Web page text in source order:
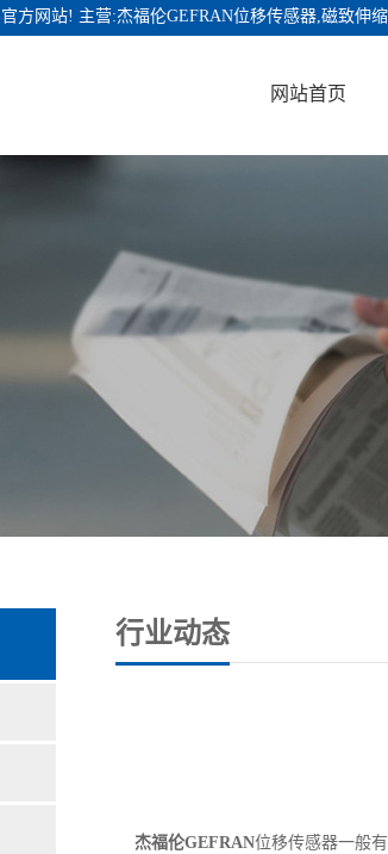
方网站! 主营:杰福伦GEFRAN位移传感器,磁致伸
网站首页
行业动态
杰福伦GEFRAN位移传感器一般